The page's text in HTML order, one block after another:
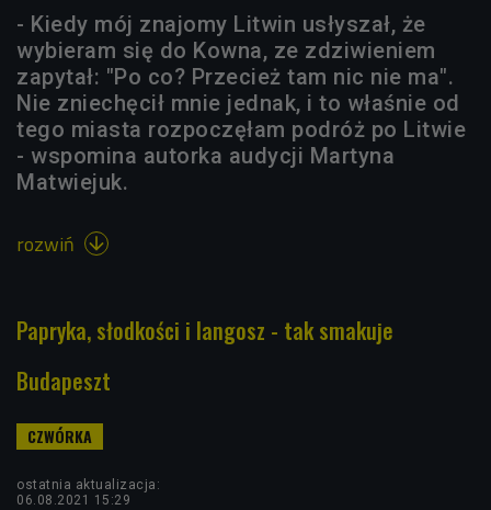
- Kiedy mój znajomy Litwin usłyszał, że
wybieram się do Kowna, ze zdziwieniem
zapytał: "Po co? Przecież tam nic nie ma".
Nie zniechęcił mnie jednak, i to właśnie od
tego miasta rozpoczęłam podróż po Litwie
- wspomina autorka audycji Martyna
Matwiejuk.
rozwiń 
Papryka, słodkości i langosz - tak smakuje
Budapeszt
ostatnia aktualizacja:
06.08.2021 15:29